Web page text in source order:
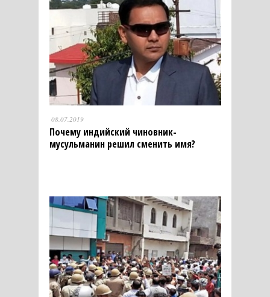
08.07.2019
Почему индийский чиновник-
мусульманин решил сменить имя?